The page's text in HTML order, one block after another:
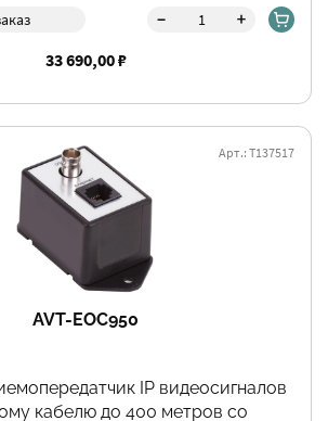
- +
33 690,00 ₽
AVT-EOC950
Арт.: Т137517
IP видеосигналов
кабелю до 400 метров со